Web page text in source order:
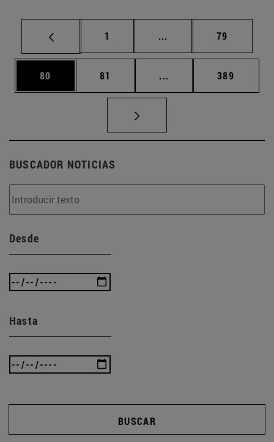
Página
1 ... Páginas intermedias
Página
79
Página
80 Página
81 ... Páginas intermedias
Página
389
BUSCADOR NOTICIAS
Desde
Hasta
BUSCAR